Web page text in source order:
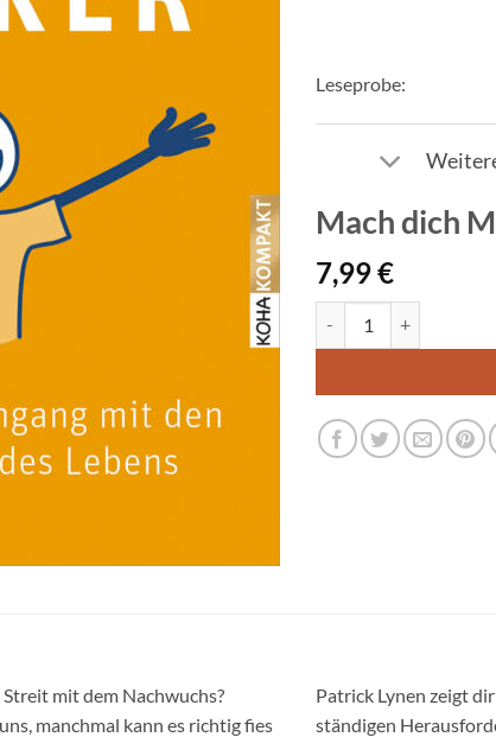
Leseprobe:
Mach dich
7,99€
mit dem Nachwuchs?
manchmal kann es richtig fies
Patrick Lynen zeigt
ständigen